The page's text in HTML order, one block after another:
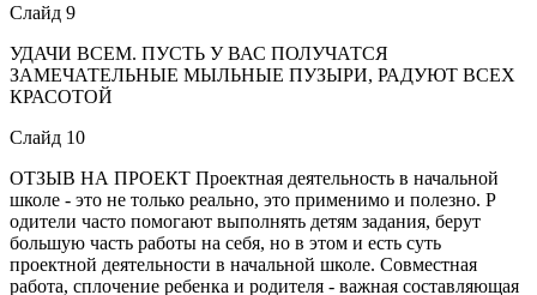
Слайд 9
УДАЧИ ВСЕМ. ПУСТЬ У ВАС ПОЛУЧАТСЯ
ЗАМЕЧАТЕЛЬНЫЕ МЫЛЬНЫЕ ПУЗЫРИ, РАДУЮТ ВСЕХ
КРАСОТОЙ
Слайд 10
ОТЗЫВ НА ПРОЕКТ Проектная деятельность в начальной
школе - это не только реально, это применимо и полезно. Р
одители часто помогают выполнять детям задания, берут
большую часть работы на себя, но в этом и есть суть
проектной деятельности в начальной школе. Совместная
работа, сплочение ребенка и родителя - важная составляющая